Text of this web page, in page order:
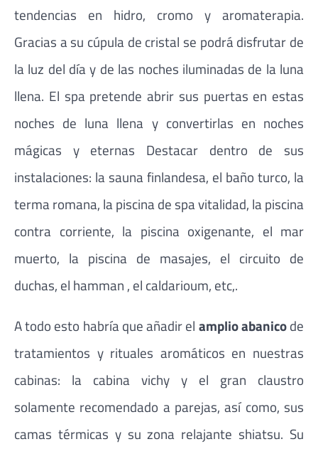
tendencias en hidro, cromo y aromaterapia.
Gracias a su cúpula de cristal se podrá disfrutar de
la luz del día y de las noches iluminadas de la luna
llena. El spa pretende abrir sus puertas en estas
noches de luna llena y convertirlas en noches
mágicas y eternas Destacar dentro de sus
instalaciones: la sauna finlandesa, el baño turco, la
terma romana, la piscina de spa vitalidad, la piscina
contra corriente, la piscina oxigenante, el mar
muerto, la piscina de masajes, el circuito de
duchas, el hamman , el caldarioum, etc,.
A todo esto habría que añadir el amplio abanicode
tratamientos y rituales aromáticos en nuestras
cabinas: la cabina vichy y el gran claustro
solamente recomendado a parejas, así como, sus
camas térmicas y su zona relajante shiatsu. Su